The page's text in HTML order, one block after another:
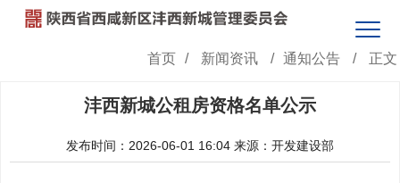
首页 / 新闻资讯 / 通知公告 / 正文
沣西新城公租房资格名单公示
发布时间：2026-06-01 16:04 来源：开发建设部